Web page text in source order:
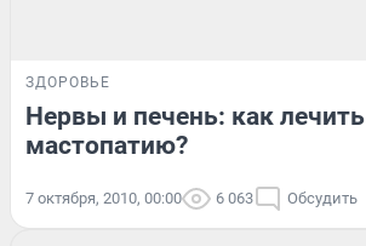
ЗДОРОВЬЕ
Нервы и печень: как лечить
мастопатию?
7 октября, 2010, 00:00 6 063 Обсудить